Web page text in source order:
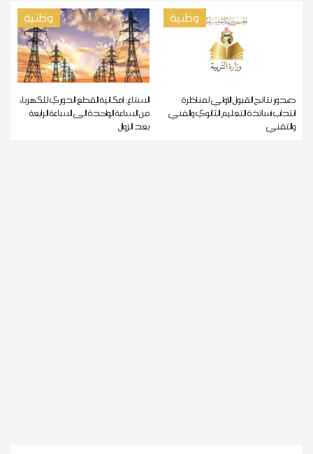
وطنية
صدور نتائج القبول الأولي لمناظرة
انتداب أساتذة التعليم الثانوي والفني
والتقني
وطنية
الستاغ: إمكانية القطع الدوري للكهرباء
من الساعة الواحدة الى الساعة الرابعة
بعد الزوال